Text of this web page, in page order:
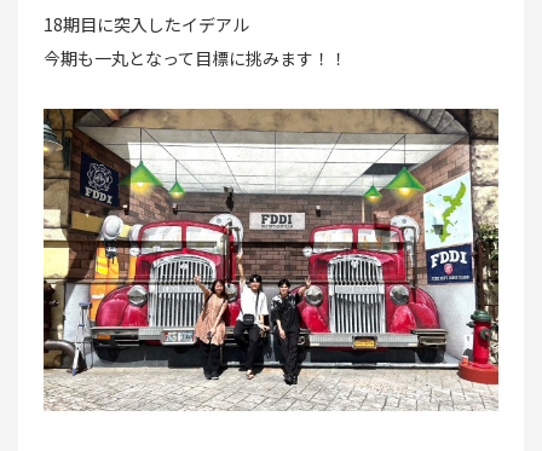
18期目に突入したイデアル
今期も一丸となって目標に挑みます！！